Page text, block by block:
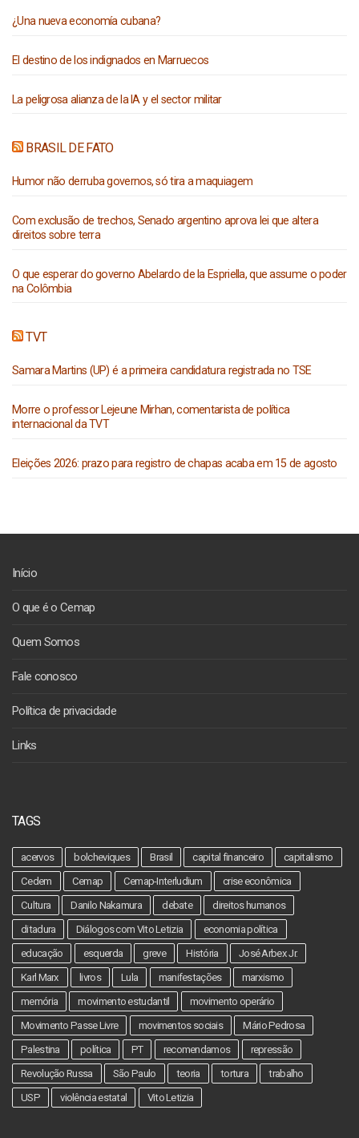
¿Una nueva economía cubana?
El destino de los indignados en Marruecos
La peligrosa alianza de la IA y el sector militar
BRASIL DE FATO
Humor não derruba governos, só tira a maquiagem
Com exclusão de trechos, Senado argentino aprova lei que altera
direitos sobre terra
O que esperar do governo Abelardo de la Espriella, que assume o poder
na Colômbia
TVT
Samara Martins (UP) é a primeira candidatura registrada no TSE
Morre o professor Lejeune Mirhan, comentarista de política
internacional da TVT
Eleições 2026: prazo para registro de chapas acaba em 15 de agosto
Início
O que é o Cemap
Quem Somos
Fale conosco
Política de privacidade
Links
TAGS
acervos bolcheviques Brasil capital financeiro
capitalismo
Cedem
Cemap Cemap-Interludium
crise econômica
Cultura
Danilo Nakamura debate
direitos humanos
ditadura
Diálogos com Vito Letizia
economia política
educação
esquerda greve História
José Arbex Jr.
Karl Marx
livros Lula manifestações
marxismo
memória
movimento estudantil
movimento operário
Movimento Passe Livre
movimentos sociais
Mário Pedrosa
Palestina
política PT recomendamos
repressão
Revolução Russa
São Paulo teoria tortura
trabalho
USP
violência estatal Vito Letizia